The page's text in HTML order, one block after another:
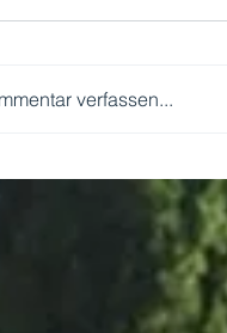
verfassen...